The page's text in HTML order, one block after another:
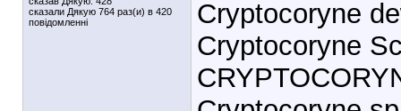
сказали Дякую 764 раз(и) в 420
повідомленні
Cryptocoryne
Cryptocoryne